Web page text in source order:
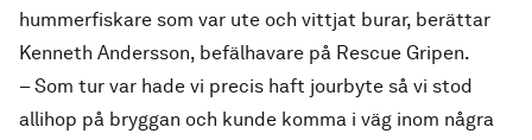
hummerfiskare som var ute och vittjat burar, berättar
Kenneth Andersson, befälhavare på Rescue Gripen.
– Som tur var hade vi precis haft jourbyte så vi stod
allihop på bryggan och kunde komma i väg inom några